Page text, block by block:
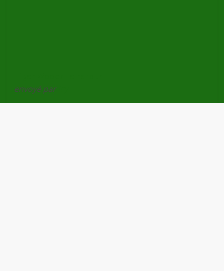
envoyé par